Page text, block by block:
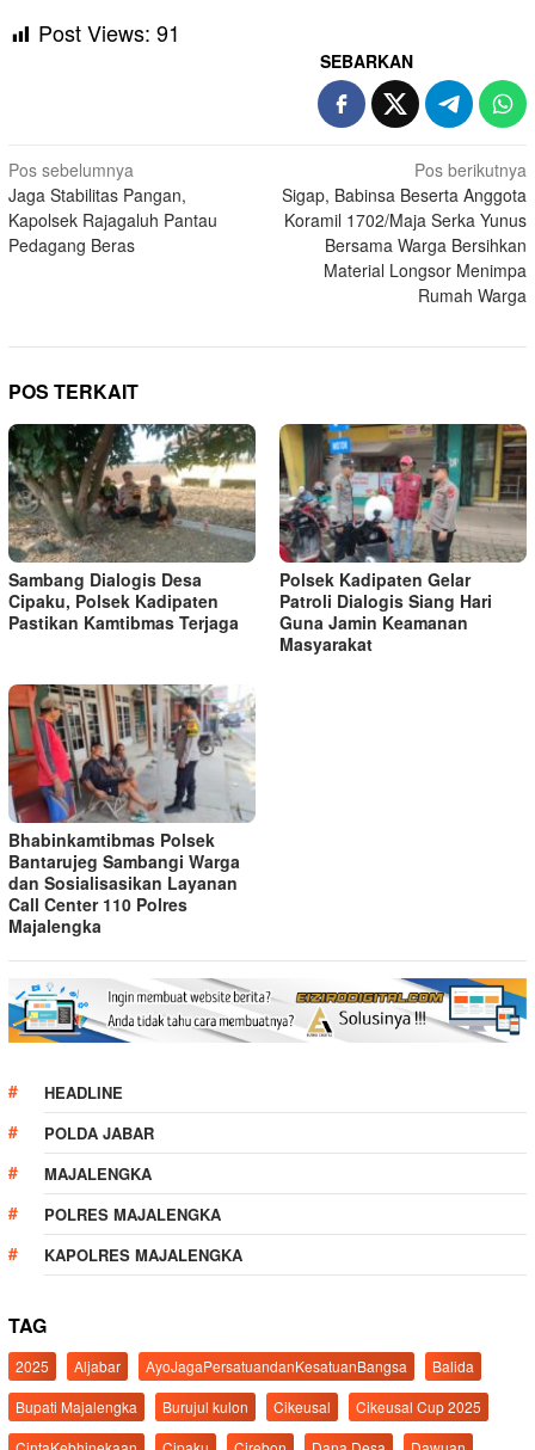
Post Views: 91
SEBARKAN
Navigasi
pos
Pos sebelumnya
Jaga Stabilitas Pangan,
Kapolsek Rajagaluh Pantau
Pedagang Beras
Pos berikutnya
Sigap, Babinsa Beserta Anggota
Koramil 1702/Maja Serka Yunus
Bersama Warga Bersihkan
Material Longsor Menimpa
Rumah Warga
POS TERKAIT
Sambang Dialogis Desa
Cipaku, Polsek Kadipaten
Pastikan Kamtibmas Terjaga
Polsek Kadipaten Gelar
Patroli Dialogis Siang Hari
Guna Jamin Keamanan
Masyarakat
Bhabinkamtibmas Polsek
Bantarujeg Sambangi Warga
dan Sosialisasikan Layanan
Call Center 110 Polres
Majalengka
HEADLINE
POLDA JABAR
MAJALENGKA
POLRES MAJALENGKA
KAPOLRES MAJALENGKA
TAG
2025 Aljabar AyoJagaPersatuandanKesatuanBangsa
Balida
Bupati Majalengka
Burujul kulon Cikeusal
Cikeusal Cup 2025